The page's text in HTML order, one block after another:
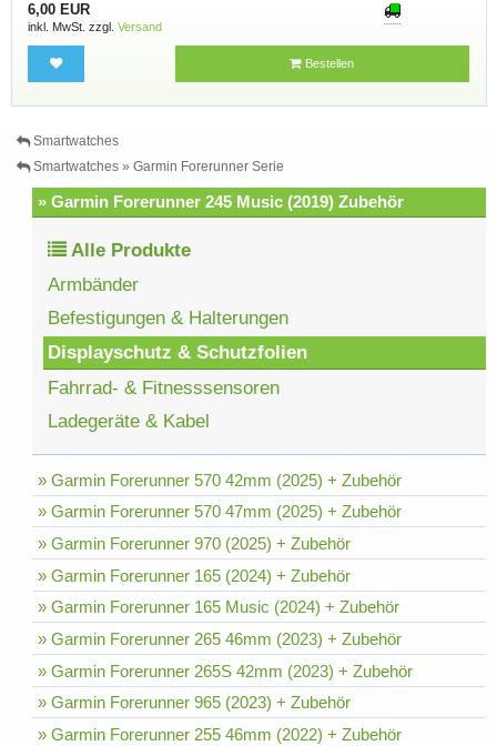
6,00 EUR
inkl. MwSt. zzgl. Versand
Bestellen
Smartwatches
Smartwatches » Garmin Forerunner Serie
» Garmin Forerunner 245 Music (2019) Zubehör
Alle Produkte
Armbänder
Befestigungen & Halterungen
Displayschutz & Schutzfolien
Fahrrad- & Fitnesssensoren
Ladegeräte & Kabel
» Garmin Forerunner 570 42mm (2025) + Zubehör
» Garmin Forerunner 570 47mm (2025) + Zubehör
» Garmin Forerunner 970 (2025) + Zubehör
» Garmin Forerunner 165 (2024) + Zubehör
» Garmin Forerunner 165 Music (2024) + Zubehör
» Garmin Forerunner 265 46mm (2023) + Zubehör
» Garmin Forerunner 265S 42mm (2023) + Zubehör
» Garmin Forerunner 965 (2023) + Zubehör
» Garmin Forerunner 255 46mm (2022) + Zubehör